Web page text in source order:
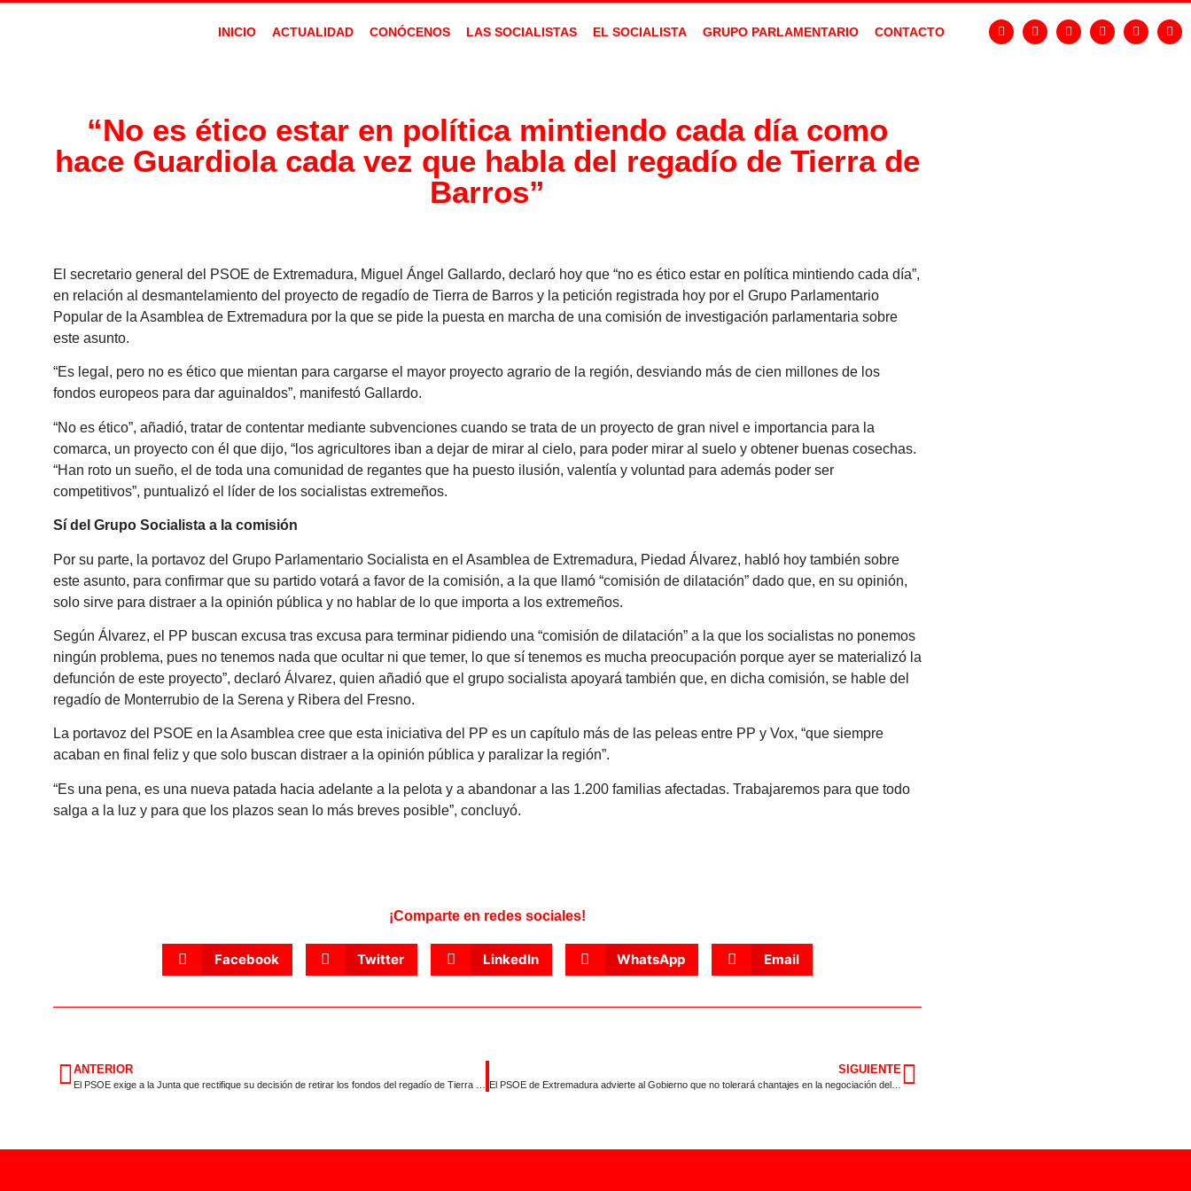
INICIO ACTUALIDAD CONÓCENOS LAS SOCIALISTAS EL SOCIALISTA GRUPO PARLAMENTARIO CONTACTO
“No es ético estar en política mintiendo cada día como
hace Guardiola cada vez que habla del regadío de Tierra de
Barros”
El secretario general del PSOE de Extremadura, Miguel Ángel Gallardo, declaró hoy que “no es ético estar en política mintiendo cada día”,
en relación al desmantelamiento del proyecto de regadío de Tierra de Barros y la petición registrada hoy por el Grupo Parlamentario
Popular de la Asamblea de Extremadura por la que se pide la puesta en marcha de una comisión de investigación parlamentaria sobre
este asunto.
“Es legal, pero no es ético que mientan para cargarse el mayor proyecto agrario de la región, desviando más de cien millones de los
fondos europeos para dar aguinaldos”, manifestó Gallardo.
“No es ético”, añadió, tratar de contentar mediante subvenciones cuando se trata de un proyecto de gran nivel e importancia para la
comarca, un proyecto con él que dijo, “los agricultores iban a dejar de mirar al cielo, para poder mirar al suelo y obtener buenas cosechas.
“Han roto un sueño, el de toda una comunidad de regantes que ha puesto ilusión, valentía y voluntad para además poder ser
competitivos”, puntualizó el líder de los socialistas extremeños.
Sí del Grupo Socialista a la comisión
Por su parte, la portavoz del Grupo Parlamentario Socialista en el Asamblea de Extremadura, Piedad Álvarez, habló hoy también sobre
este asunto, para confirmar que su partido votará a favor de la comisión, a la que llamó “comisión de dilatación” dado que, en su opinión,
solo sirve para distraer a la opinión pública y no hablar de lo que importa a los extremeños.
Según Álvarez, el PP buscan excusa tras excusa para terminar pidiendo una “comisión de dilatación” a la que los socialistas no ponemos
ningún problema, pues no tenemos nada que ocultar ni que temer, lo que sí tenemos es mucha preocupación porque ayer se materializó la
defunción de este proyecto”, declaró Álvarez, quien añadió que el grupo socialista apoyará también que, en dicha comisión, se hable del
regadío de Monterrubio de la Serena y Ribera del Fresno.
La portavoz del PSOE en la Asamblea cree que esta iniciativa del PP es un capítulo más de las peleas entre PP y Vox, “que siempre
acaban en final feliz y que solo buscan distraer a la opinión pública y paralizar la región”.
“Es una pena, es una nueva patada hacia adelante a la pelota y a abandonar a las 1.200 familias afectadas. Trabajaremos para que todo
salga a la luz y para que los plazos sean lo más breves posible”, concluyó.
¡Comparte en redes sociales!
Facebook Twitter LinkedIn WhatsApp Email
ANTERIOR SIGUIENTE